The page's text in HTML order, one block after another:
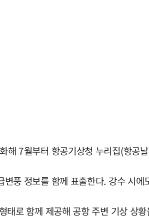
해 7월부터 항공기상청 누리집(항공
풍 정보를 함께 표출한다. 강수 시에
태로 함께 제공해 공항 주변 기상 상